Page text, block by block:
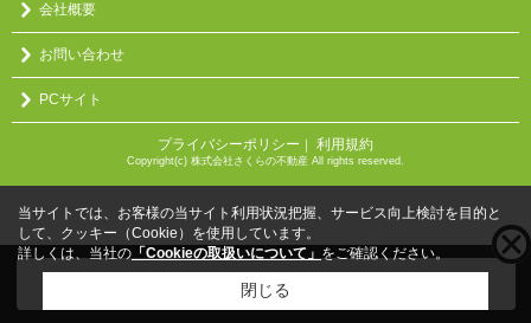
会社概要
お問い合わせ
PCサイト
プライバシーポリシー ｜ 利用規約
Copyright(c) 株式会社さくらの不動産 All rights reserved.
こちらの物件をご覧の方にお勧めな物件
当サイトでは、お客様の当サイト利用状況把握、サービス向上検討を目的と
して、クッキー（Cookie）を使用しています。
詳しくは、当社の 「Cookieの取扱いについて」 をご確認ください。
閉じる